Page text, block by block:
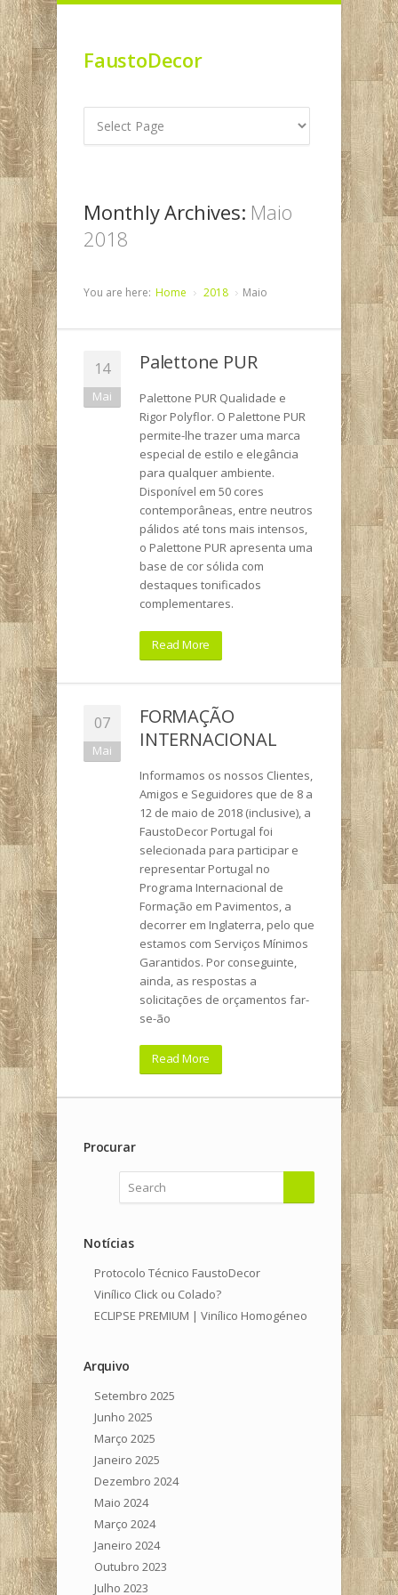
FaustoDecor
Monthly Archives: Maio
2018
You are here: Home 2018 Maio
14
Mai
Palettone PUR
Palettone PUR Qualidade e
Rigor Polyflor. O Palettone PUR
permite-lhe trazer uma marca
especial de estilo e elegância
para qualquer ambiente.
Disponível em 50 cores
contemporâneas, entre neutros
pálidos até tons mais intensos,
o Palettone PUR apresenta uma
base de cor sólida com
destaques tonificados
complementares.
Read More
07
Mai
FORMAÇÃO
INTERNACIONAL
Informamos os nossos Clientes,
Amigos e Seguidores que de 8 a
12 de maio de 2018 (inclusive), a
FaustoDecor Portugal foi
selecionada para participar e
representar Portugal no
Programa Internacional de
Formação em Pavimentos, a
decorrer em Inglaterra, pelo que
estamos com Serviços Mínimos
Garantidos. Por conseguinte,
ainda, as respostas a
solicitações de orçamentos far-
se-ão
Read More
Procurar
Notícias
Protocolo Técnico FaustoDecor
Vinílico Click ou Colado?
ECLIPSE PREMIUM | Vinílico Homogéneo
Arquivo
Setembro 2025
Junho 2025
Março 2025
Janeiro 2025
Dezembro 2024
Maio 2024
Março 2024
Janeiro 2024
Outubro 2023
Julho 2023